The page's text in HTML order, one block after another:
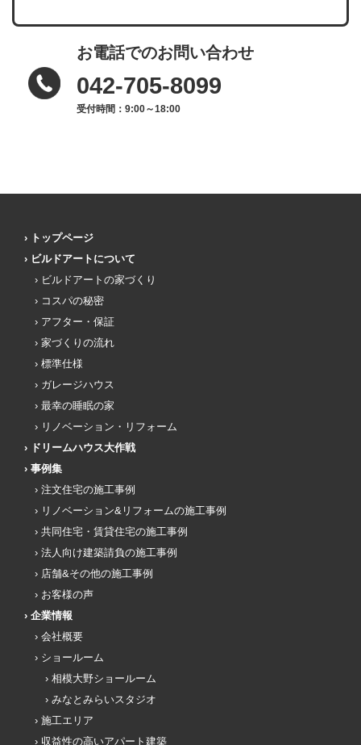
お電話でのお問い合わせ
042-705-8099
受付時間：9:00～18:00
トップページ
ビルドアートについて
ビルドアートの家づくり
コスパの秘密
アフター・保証
家づくりの流れ
標準仕様
ガレージハウス
最幸の睡眠の家
リノベーション・リフォーム
ドリームハウス大作戦
事例集
注文住宅の施工事例
リノベーション&リフォームの施工事例
共同住宅・賃貸住宅の施工事例
法人向け建築請負の施工事例
店舗&その他の施工事例
お客様の声
企業情報
会社概要
ショールーム
相模大野ショールーム
みなとみらいスタジオ
施工エリア
収益性の高いアパート建築